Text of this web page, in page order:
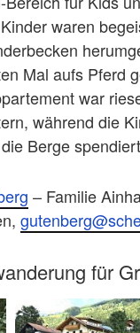
waren
Mal aufs Pferd
war
während die
Berge
– Familie
für